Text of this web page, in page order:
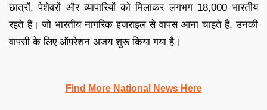
छात्रों, पेशेवरों और व्यापारियों को मिलाकर लगभग 18,000 भारतीय
रहते हैं। जो भारतीय नागरिक इजराइल से वापस आना चाहते हैं, उनकी
वापसी के लिए ऑपरेशन अजय शुरू किया गया है।
Find More National News Here